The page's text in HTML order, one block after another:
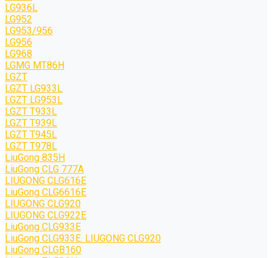
LG936L
LG952
LG953/956
LG956
LG968
LGMG MT86H
LGZT
LGZT LG933L
LGZT LG953L
LGZT T933L
LGZT T939L
LGZT T945L
LGZT T978L
LiuGong 835H
LiuGong CLG 777A
LIUGONG CLG616E
LiuGong CLG6616E
LIUGONG CLG920
LIUGONG CLG922E
LiuGong CLG933E
LiuGong CLG933E. LIUGONG CLG920
LiuGong CLGB160